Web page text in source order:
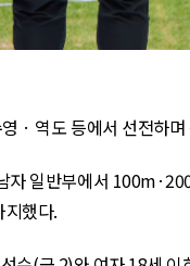
· 역도 등에서 선전하
자 일반부에서 100m·
지했다.